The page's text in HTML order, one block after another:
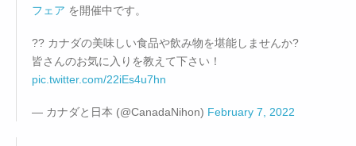
フェア を開催中です。
?? カナダの美味しい食品や飲み物を堪能しませんか?
皆さんのお気に入りを教えて下さい！
pic.twitter.com/22iEs4u7hn
— カナダと日本 (@CanadaNihon) February 7, 2022